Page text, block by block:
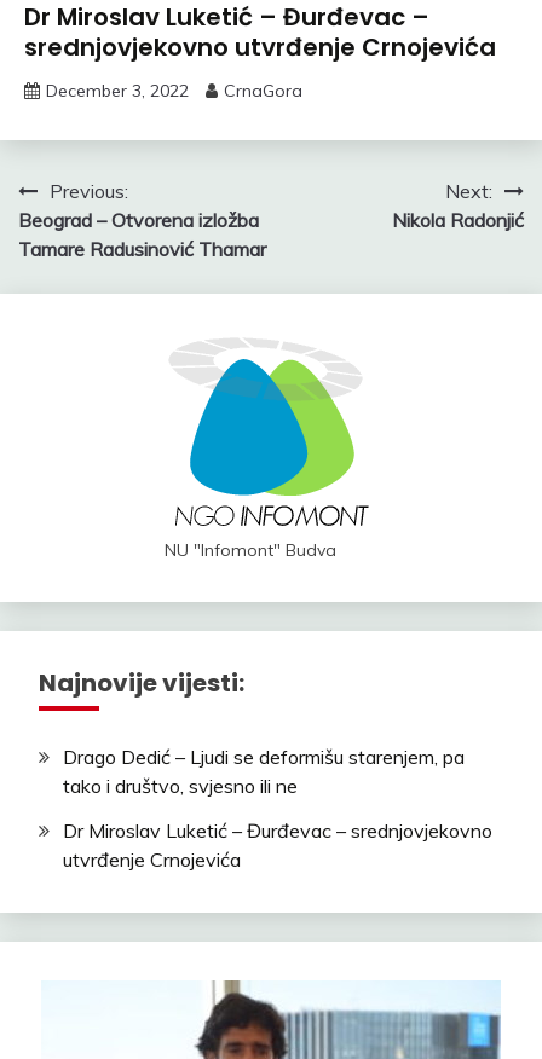
Dr Miroslav Luketić – Đurđevac –
srednjovjekovno utvrđenje Crnojevića
December 3, 2022 CrnaGora
Post
navigation
Previous:
Beograd – Otvorena izložba
Tamare Radusinović Thamar
Next:
Nikola Radonjić
NU "Infomont" Budva
Najnovije vijesti:
Drago Dedić – Ljudi se deformišu starenjem, pa
tako i društvo, svjesno ili ne
Dr Miroslav Luketić – Đurđevac – srednjovjekovno
utvrđenje Crnojevića